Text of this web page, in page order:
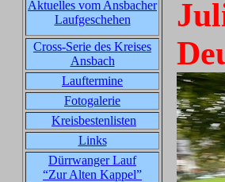
Aktuelles vom Ansbacher
Laufgeschehen
Cross-Serie des Kreises
Ansbach
Lauftermine
Fotogalerie
Kreisbestenlisten
Links
Dürrwanger Lauf
“Zur Alten Kappel”